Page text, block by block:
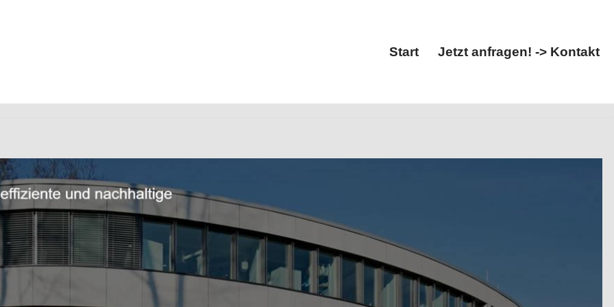
Start Jetzt anfragen! -> Kontakt
Ingenieure oder ✓Wärmeschutz, Bauingenieur, Brandschutz, Ingenieurbau.
✓Wärmeschutz als auch ✓Ingenieurbau für Winkelbach. Wir sind Ihr Schlüssel zum Erfolg ✉.